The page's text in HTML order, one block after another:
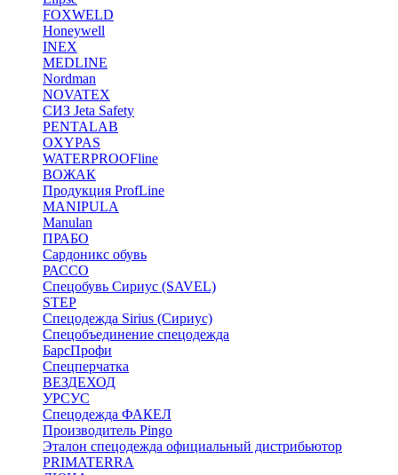
FOXWELD
Honeywell
INEX
MEDLINE
Nordman
NOVATEX
СИЗ Jeta Safety
PENTALAB
OXYPAS
WATERPROOFline
ВОЖАК
Продукция ProfLine
MANIPULA
Manulan
ПРАБО
Сардоникс обувь
РАССО
Спецобувь Сириус (SAVEL)
STEP
Спецодежда Sirius (Сириус)
Спецобъединение спецодежда
БарсПрофи
Спецперчатка
ВЕЗДЕХОД
УРСУС
Спецодежда ФАКЕЛ
Производитель Pingo
Эталон спецодежда официальный дистрибьютор
PRIMATERRA